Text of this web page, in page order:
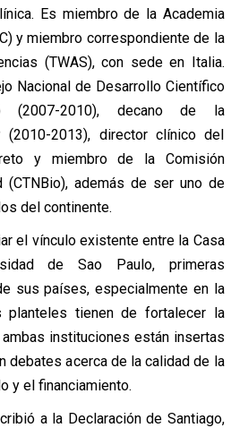
Es miembro de la Academia
y miembro correspondiente de la
(TWAS), con sede en Italia.
Nacional de Desarrollo Científico
(2007-2010), decano de la
(2010-2013), director clínico del
y miembro de la Comisión
(CTNBio), además de ser uno de
del continente.
el vínculo existente entre la Casa
de Sao Paulo, primeras
sus países, especialmente en la
planteles tienen de fortalecer la
instituciones están insertas
debates acerca de la calidad de la
y el financiamiento.
a la Declaración de Santiago,